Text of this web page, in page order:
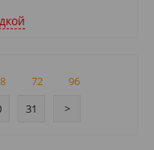
72
96
31 >